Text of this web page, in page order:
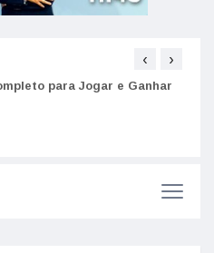
para Jogar e Ganhar
‹ ›